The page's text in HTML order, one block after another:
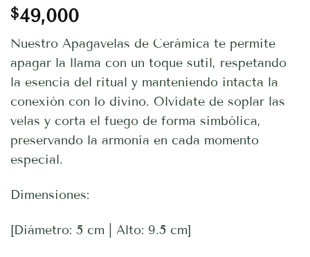
$49,000
Nuestro Apagavelas de Cerámica te permite
apagar la llama con un toque sutil, respetando
la esencia del ritual y manteniendo intacta la
conexión con lo divino. Olvídate de soplar las
velas y corta el fuego de forma simbólica,
preservando la armonía en cada momento
especial.
Dimensiones:
[Diámetro: 5 cm | Alto: 9.5 cm]